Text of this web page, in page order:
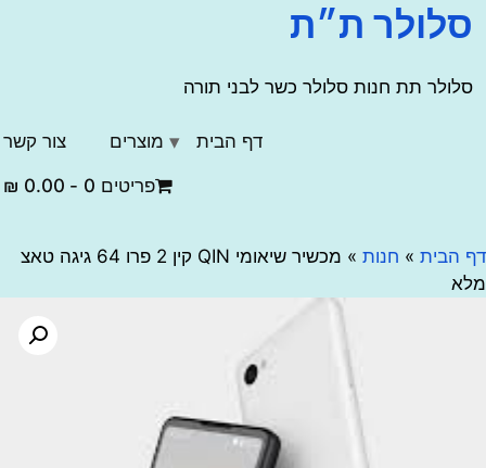
ת״ת
תת חנות סלולר כשר לבני תורה
דף הבית מוצרים צור קשר
פריטים 0 0.00 ₪
»חנות » מכשיר שיאומי QIN קין 2 פרו 64 גיגה טאצ